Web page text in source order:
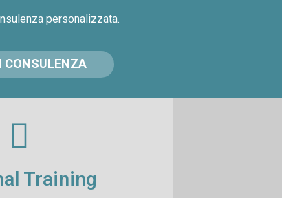
personalizzata.
CONSULENZA
Training